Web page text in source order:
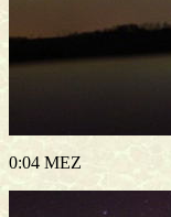
0:04 MEZ